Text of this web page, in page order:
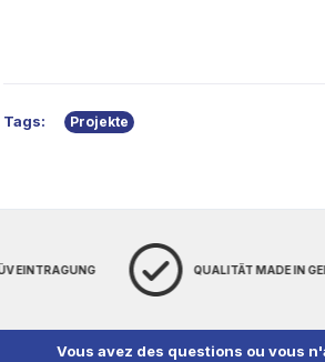
Tags: Projekte
EINTRAGUNG QUALITÄT MADE IN
Vous avez des questions ou vous